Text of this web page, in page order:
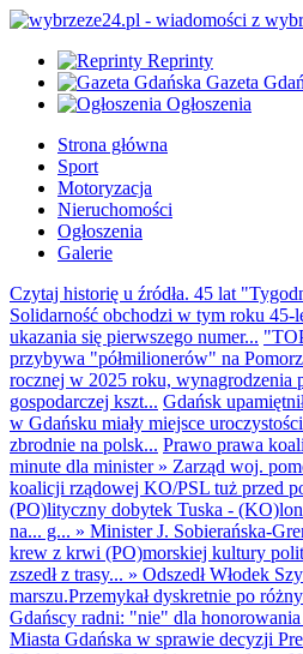
Reprinty
Gazeta
Ogłoszenia
Strona główna
Sport
Motoryzacja
Nieruchomości
Ogłoszenia
Galerie
Czytaj historię u źródła. 45 lat
Solidarność obchodzi w tym roku 45-
ukazania się pierwszego numer...
przybywa "półmilionerów" na
rocznej w 2025 roku, wynagrodzenia
gospodarczej kszt... Gdańsk
w Gdańsku miały miejsce
zbrodnie na polsk... Prawo prawa
minute dla minister» Zarząd woj.
koalicji rządowej KO/PSL tuż przed
(PO)lityczny dobytek Tuska -
na... g... » Minister J. Sobierańska-
krew z krwi (PO)morskiej kultury
zszedł z trasy... » Odszedł Włodek
marszu.Przemykał dyskretnie po
Gdańscy radni: "nie" dla
Miasta Gdańska w sprawie decyzji